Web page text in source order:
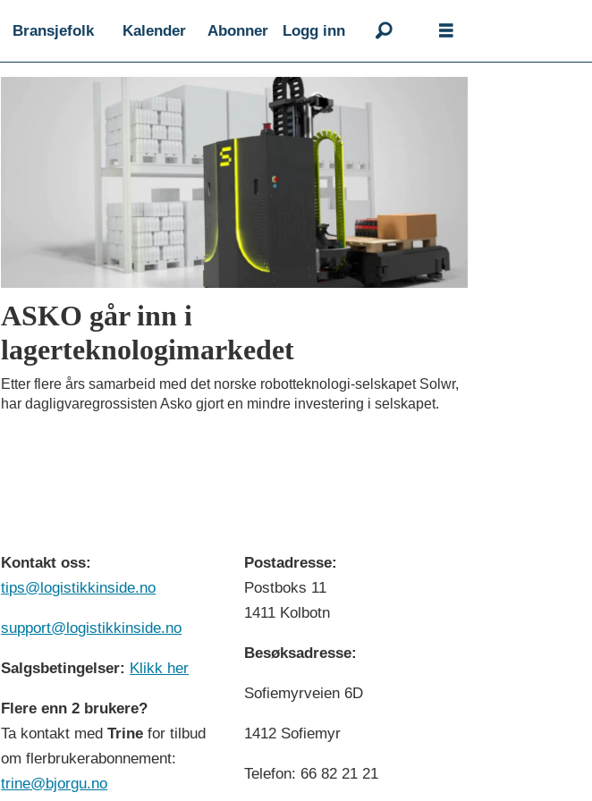
Bransjefolk Kalender Abonner Logg inn
ASKO går inn i
lagerteknologimarkedet
Etter flere års samarbeid med det norske robotteknologi-selskapet Solwr,
har dagligvaregrossisten Asko gjort en mindre investering i selskapet.
Kontakt oss:
tips@logistikkinside.no
support@logistikkinside.no
Salgsbetingelser: Klikk her
Flere enn 2 brukere?
Ta kontakt medTrine for tilbud
om flerbrukerabonnement:
trine@bjorgu.no
Postadresse:
Postboks 11
1411 Kolbotn
Besøksadresse:
Sofiemyrveien 6D
1412 Sofiemyr
Telefon: 66 82 21 21